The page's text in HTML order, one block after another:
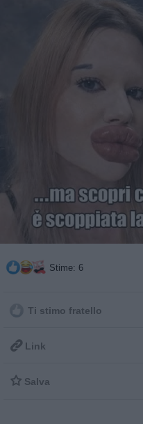
Stime: 6
Ti stimo fratello
 Link
 Salva